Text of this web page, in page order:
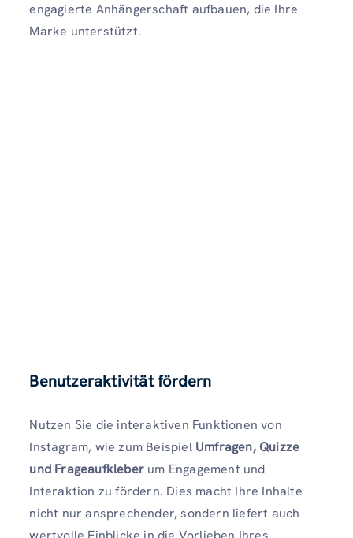
engagierte Anhängerschaft aufbauen, die Ihre
Marke unterstützt.
Benutzeraktivität fördern
Nutzen Sie die interaktiven Funktionen von
Instagram, wie zum Beispiel Umfragen, Quizze
und Frageaufkleber um Engagement und
Interaktion zu fördern. Dies macht Ihre Inhalte
nicht nur ansprechender, sondern liefert auch